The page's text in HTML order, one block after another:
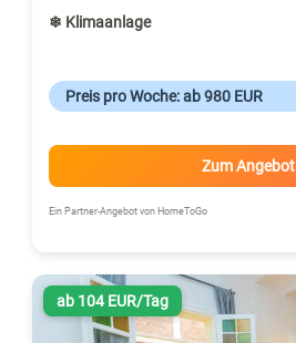
❄ Klimaanlage
Preis pro Woche: ab 980 EUR
Zum Angebot
Ein Partner-Angebot von HomeToGo
ab 104 EUR/Tag